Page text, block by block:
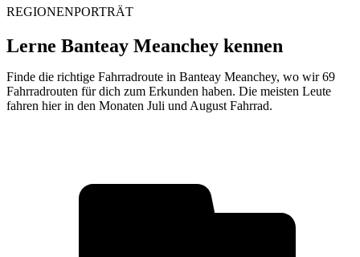
REGIONENPORTRÄT
Lerne Banteay Meanchey kennen
Finde die richtige Fahrradroute in Banteay Meanchey, wo wir 69
Fahrradrouten für dich zum Erkunden haben. Die meisten Leute
fahren hier in den Monaten Juli und August Fahrrad.